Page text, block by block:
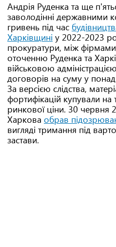
Андрія Руденка та ще
заволодінні державними
гривень під час
Харківщині у 2022-2023
прокуратури, між
оточенню Руденка та
військовою
договорів на суму у
За версією слідства,
фортифікацій купували
ринкової ціни. 30 червня
Харкова обрав
вигляді тримання під
застави.